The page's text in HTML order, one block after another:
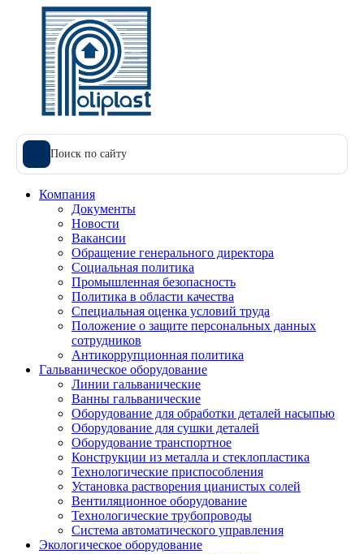
Поиск по сайту
Компания
Документы
Новости
Вакансии
Обращение генерального директора
Социальная политика
Промышленная безопасность
Политика в области качества
Специальная оценка условий труда
Положение о защите персональных данных
сотрудников
Антикоррупционная политика
Гальваническое оборудование
Линии гальванические
Ванны гальванические
Оборудование для обработки деталей насыпью
Оборудование для сушки деталей
Оборудование транспортное
Конструкции из металла и стеклопластика
Технологические приспособления
Установка растворения цианистых солей
Вентиляционное оборудование
Технологические трубопроводы
Система автоматического управления
Экологическое оборудование